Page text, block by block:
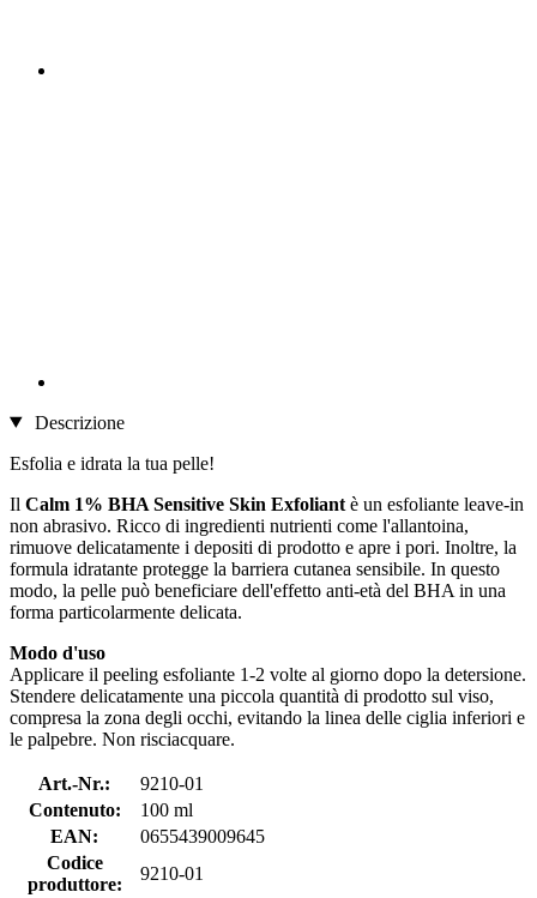
Descrizione
Esfolia e idrata la tua pelle!
Il Calm 1% BHA Sensitive Skin Exfoliant è un esfoliante leave-in
non abrasivo. Ricco di ingredienti nutrienti come l'allantoina,
rimuove delicatamente i depositi di prodotto e apre i pori. Inoltre, la
formula idratante protegge la barriera cutanea sensibile. In questo
modo, la pelle può beneficiare dell'effetto anti-età del BHA in una
forma particolarmente delicata.
Modo d'uso
Applicare il peeling esfoliante 1-2 volte al giorno dopo la detersione.
Stendere delicatamente una piccola quantità di prodotto sul viso,
compresa la zona degli occhi, evitando la linea delle ciglia inferiori e
le palpebre. Non risciacquare.
Art.-Nr.:
9210-01
Contenuto:
100 ml
EAN:
0655439009645
Codice
produttore:
9210-01